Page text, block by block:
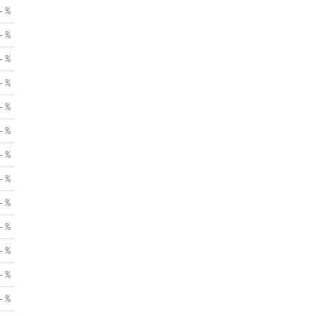
- %
- %
- %
- %
- %
- %
- %
- %
- %
- %
- %
- %
- %